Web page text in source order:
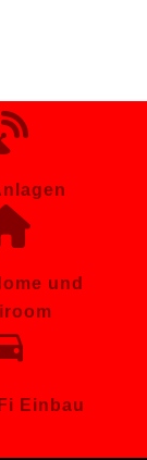
und
Einbau